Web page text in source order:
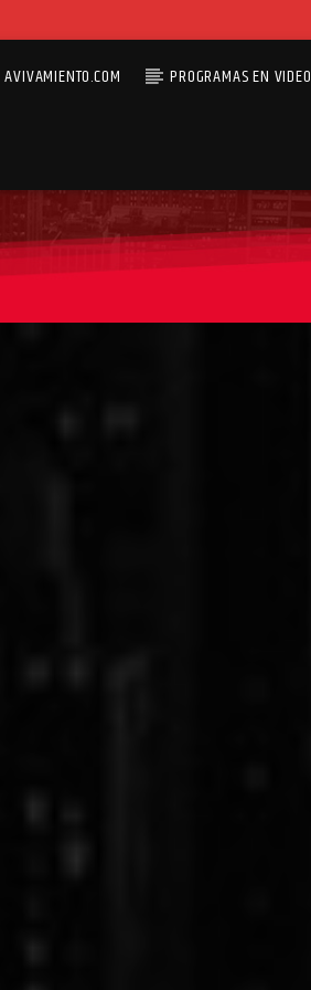
AVIVAMIENTO.COM PROGRAMAS EN VIDEO